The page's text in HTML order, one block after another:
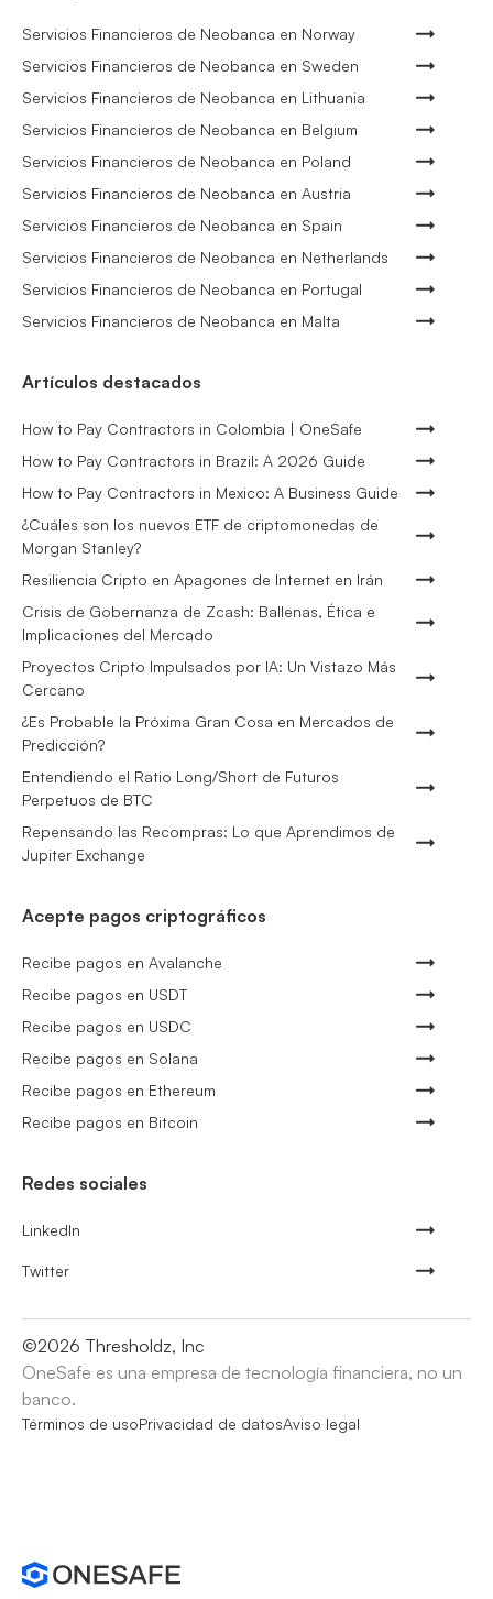
Servicios Financieros de Neobanca en Norway
Servicios Financieros de Neobanca en Sweden
Servicios Financieros de Neobanca en Lithuania
Servicios Financieros de Neobanca en Belgium
Servicios Financieros de Neobanca en Poland
Servicios Financieros de Neobanca en Austria
Servicios Financieros de Neobanca en Spain
Servicios Financieros de Neobanca en Netherlands
Servicios Financieros de Neobanca en Portugal
Servicios Financieros de Neobanca en Malta
Artículos destacados
How to Pay Contractors in Colombia | OneSafe
How to Pay Contractors in Brazil: A 2026 Guide
How to Pay Contractors in Mexico: A Business Guide
¿Cuáles son los nuevos ETF de criptomonedas de
Morgan Stanley?
Resiliencia Cripto en Apagones de Internet en Irán
Crisis de Gobernanza de Zcash: Ballenas, Ética e
Implicaciones del Mercado
Proyectos Cripto Impulsados por IA: Un Vistazo Más
Cercano
¿Es Probable la Próxima Gran Cosa en Mercados de
Predicción?
Entendiendo el Ratio Long/Short de Futuros
Perpetuos de BTC
Repensando las Recompras: Lo que Aprendimos de
Jupiter Exchange
Acepte pagos criptográficos
Recibe pagos en Avalanche
Recibe pagos en USDT
Recibe pagos en USDC
Recibe pagos en Solana
Recibe pagos en Ethereum
Recibe pagos en Bitcoin
Redes sociales
LinkedIn
Twitter
©2026 Thresholdz, Inc
OneSafe es una empresa de tecnología financiera, no un
banco.
Términos de usoPrivacidad de datosAviso legal